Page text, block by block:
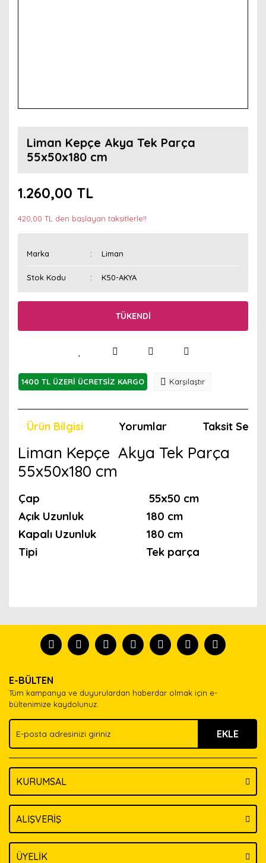
Liman Kepçe Akya Tek Parça
55x50x180 cm
1.260,00 TL
420,00 TL den başlayan taksitlerle!!
Marka Liman
Stok Kodu K50-AKYA
TÜKENDİ
1400 TL ÜZERİ ÜCRETSİZ KARGO Karşılaştır
Ürün Bilgisi Yorumlar Taksit
Liman Kepçe Akya Tek Parça
55x50x180 cm
Çap
55x50 cm
Açık Uzunluk
180 cm
Kapalı Uzunluk
180 cm
Tipi
Tek parça
tanısın.
formunu kullanarak tarafımıza iletebilirsiniz.
Görüş ve önerileriniz için teşekkür ederiz.
Ürün açıklamasında eksik bilgiler bulunuyor.
Ürün bilgilerinde hatalar bulunuyor.
Ürün fiyatı diğer sitelerden daha pahalı.
Bu ürüne benzer farklı alternatifler olmalı.
E-BÜLTEN
Tüm kampanya ve duyurulardan haberdar olmak için e-
bültenimize kaydolunuz.
EKLE
KURUMSAL
ALIŞVERİŞ
ÜYELİK